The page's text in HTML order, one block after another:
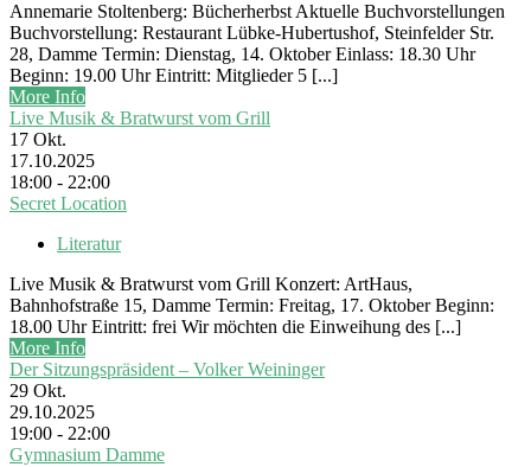
Annemarie Stoltenberg: Bücherherbst Aktuelle Buchvorstellungen
Buchvorstellung: Restaurant Lübke-Hubertushof, Steinfelder Str.
28, Damme Termin: Dienstag, 14. Oktober Einlass: 18.30 Uhr
Beginn: 19.00 Uhr Eintritt: Mitglieder 5 [...]
More Info
Live Musik & Bratwurst vom Grill
17 Okt.
17.10.2025
18:00 - 22:00
Secret Location
Literatur
Live Musik & Bratwurst vom Grill Konzert: ArtHaus,
Bahnhofstraße 15, Damme Termin: Freitag, 17. Oktober Beginn:
18.00 Uhr Eintritt: frei Wir möchten die Einweihung des [...]
More Info
Der Sitzungspräsident – Volker Weininger
29 Okt.
29.10.2025
19:00 - 22:00
Gymnasium Damme